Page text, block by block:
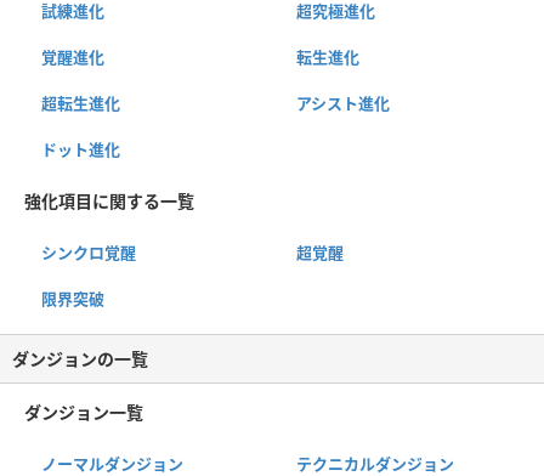
試練進化 超究極進化
覚醒進化 転生進化
超転生進化 アシスト進化
ドット進化
強化項目に関する一覧
シンクロ覚醒 超覚醒
限界突破
ダンジョンの一覧
ダンジョン一覧
ノーマルダンジョン テクニカルダンジョン